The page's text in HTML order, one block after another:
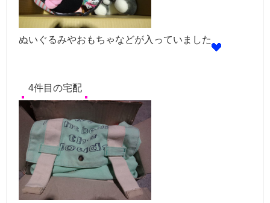
ぬいぐるみやおもちゃなどが入っていました
4件目の宅配